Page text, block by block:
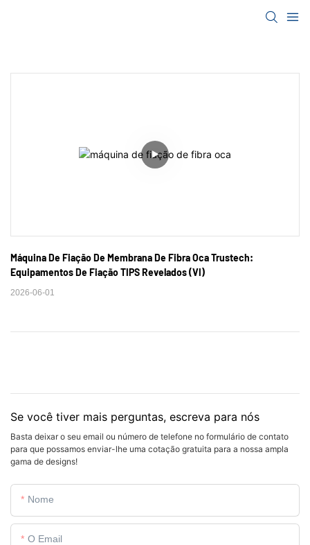
Máquina De Fiação De Membrana De Fibra Oca Trustech:
Equipamentos De Fiação TIPS Revelados (VI)
2026-06-01
Se você tiver mais perguntas, escreva para nós
Basta deixar o seu email ou número de telefone no formulário de contato
para que possamos enviar-lhe uma cotação gratuita para a nossa ampla
gama de designs!
Nome
O Email